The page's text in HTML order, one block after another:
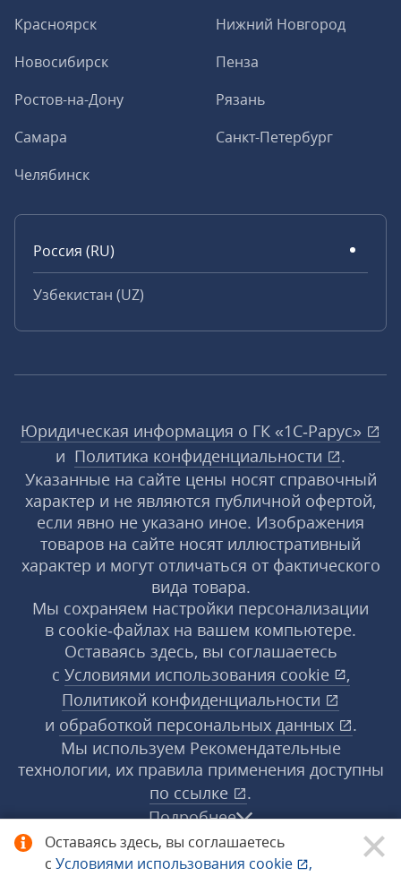
Оставаясь здесь, вы соглашаетесь
с Условиями использования cookie
,
Красноярск
Нижний Новгород
Новосибирск
Пенза
Ростов-на-Дону
Рязань
Самара
Санкт-Петербург
Челябинск
Россия (RU)
Узбекистан (UZ)
Юридическая информация о ГК «1С‑Рарус»
и Политика конфиденциальности
.
Указанные на сайте цены носят справочный
характер и не являются публичной офертой,
если явно не указано иное. Изображения
товаров на сайте носят иллюстративный
характер и могут отличаться от фактического
вида товара.
Мы сохраняем настройки персонализации
в cookie‑файлах на вашем компьютере.
Оставаясь здесь, вы соглашаетесь
с Условиями использования cookie
,
Политикой конфиденциальности
и обработкой персональных данных
.
Мы используем Рекомендательные
технологии, их правила применения доступны
по ссылке
.
Подробнее
© 1998−2026 «1С‑Рарус» ®. Все права